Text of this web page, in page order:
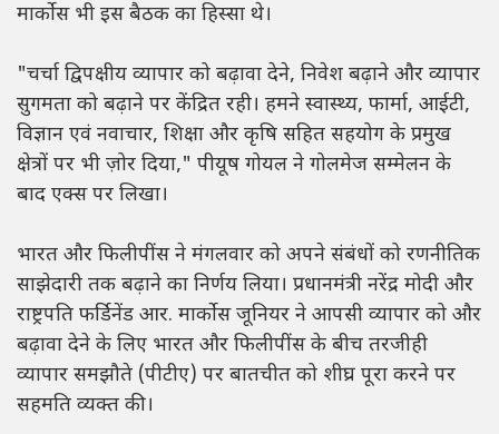
मार्कोस भी इस बैठक का हिस्सा थे।
"चर्चा द्विपक्षीय व्यापार को बढ़ावा देने, निवेश बढ़ाने और व्यापार
सुगमता को बढ़ाने पर केंद्रित रही। हमने स्वास्थ्य, फार्मा, आईटी,
विज्ञान एवं नवाचार, शिक्षा और कृषि सहित सहयोग के प्रमुख
क्षेत्रों पर भी ज़ोर दिया," पीयूष गोयल ने गोलमेज सम्मेलन के
बाद एक्स पर लिखा।
भारत और फिलीपींस ने मंगलवार को अपने संबंधों को रणनीतिक
साझेदारी तक बढ़ाने का निर्णय लिया। प्रधानमंत्री नरेंद्र मोदी और
राष्ट्रपति फर्डिनेंड आर. मार्कोस जूनियर ने आपसी व्यापार को और
बढ़ावा देने के लिए भारत और फिलीपींस के बीच तरजीही
व्यापार समझौते (पीटीए) पर बातचीत को शीघ्र पूरा करने पर
सहमति व्यक्त की।